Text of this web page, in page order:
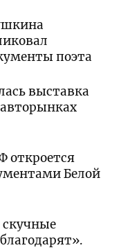
поэта
выставка
откроется
Белой